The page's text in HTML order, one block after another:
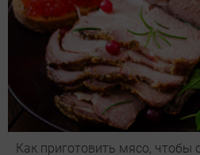
Как приготовить мясо,